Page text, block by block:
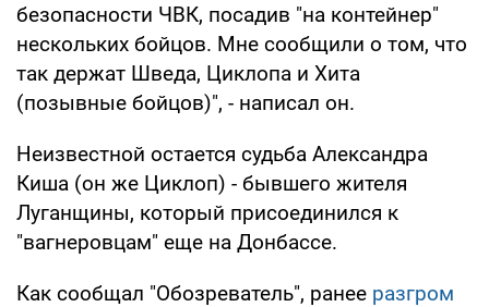
безопасности ЧВК, посадив "на контейнер"
нескольких бойцов. Мне сообщили о том, что
так держат Шведа, Циклопа и Хита
(позывные бойцов)", - написал он.
Неизвестной остается судьба Александра
Киша (он же Циклоп) - бывшего жителя
Луганщины, который присоединился к
"вагнеровцам" еще на Донбассе.
Как сообщал "Обозреватель", ранее разгром